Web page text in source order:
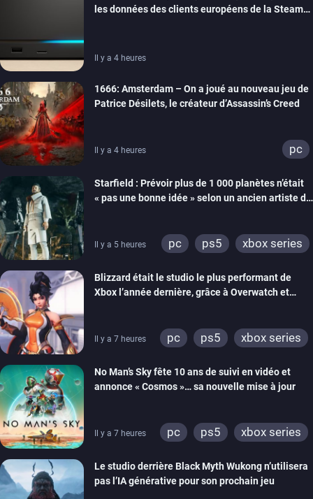
les données des clients européens de la Steam
Il y a 4 heures
1666: Amsterdam – On a joué au nouveau jeu de
Patrice Désilets, le créateur d’Assassin’s Creed
Il y a 4 heures pc
Starfield : Prévoir plus de 1 000 planètes n’était
« pas une bonne idée » selon un ancien artiste de
Il y a 5 heures pc ps5 xbox series
Blizzard était le studio le plus performant de
Xbox l’année dernière, grâce à Overwatch et
Il y a 7 heures pc ps5
xbox series
xbox one
switch 2
No Man’s Sky fête 10 ans de suivi en vidéo et
annonce « Cosmos »… sa nouvelle mise à jour
Il y a 7 heures pc ps5
xbox series
xbox one
switch 2
Le studio derrière Black Myth Wukong n’utilisera
pas l’IA générative pour son prochain jeu